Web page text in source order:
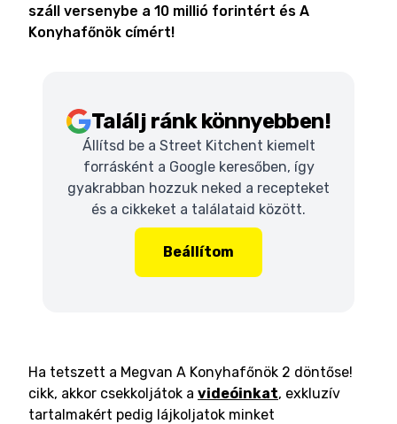
száll versenybe a 10 millió forintért és A
Konyhafőnök címért!
Találj ránk könnyebben!
Állítsd be a Street Kitchent kiemelt
forrásként a Google keresőben, így
gyakrabban hozzuk neked a recepteket
és a cikkeket a találataid között.
Beállítom
Ha tetszett a Megvan A Konyhafőnök 2 döntőse!
cikk, akkor csekkoljátok a videóinkat, exkluzív
tartalmakért pedig lájkoljatok minket